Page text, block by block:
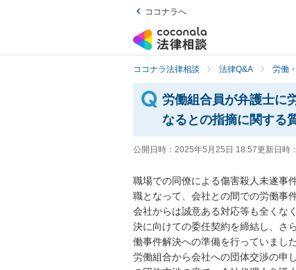
ココナラへ
ココナラ法律相談 法律Q&A 労働
労働組合員が弁護士に
なるとの指摘に関する
公開日時： 2025年5月25日 18:57更新日時：
職場での同僚による傷害殺人未遂事
職となって、会社との間での労働事
会社からは誠意ある対応等も全くな
決に向けての委任契約を締結し、さ
働事件解決への準備を行っていました
労働組合から会社への団体交渉の申